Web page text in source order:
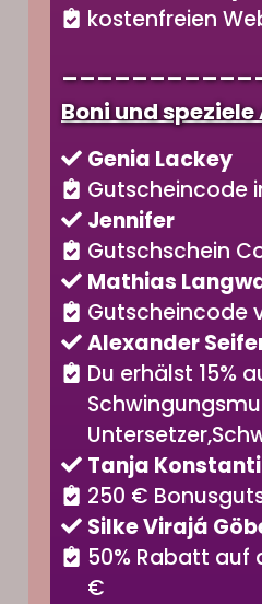
kostenfreien
Boni und
Genia Lackey
Gutscheincode
Jennifer
Gutschschein
Mathias
Gutscheincode
Alexander
Du erhälst 15%
Tanja
250 €
Silke Virajá
50% Rabatt auf
€